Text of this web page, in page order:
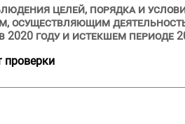
целей, порядка и
осуществляющим
2020 году и истекшем периоде
проверки